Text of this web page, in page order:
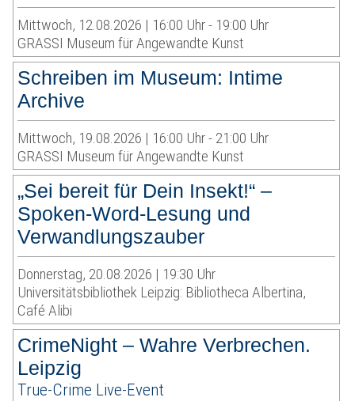
Mittwoch, 12.08.2026 | 16:00 Uhr - 19:00 Uhr
GRASSI Museum für Angewandte Kunst
Schreiben im Museum: Intime
Archive
Mittwoch, 19.08.2026 | 16:00 Uhr - 21:00 Uhr
GRASSI Museum für Angewandte Kunst
„Sei bereit für Dein Insekt!“ –
Spoken-Word-Lesung und
Verwandlungszauber
Donnerstag, 20.08.2026 | 19:30 Uhr
Universitätsbibliothek Leipzig: Bibliotheca Albertina,
Café Alibi
CrimeNight – Wahre Verbrechen.
Leipzig
True-Crime Live-Event